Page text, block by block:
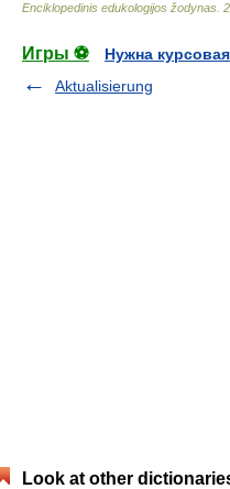
Enciklopedinis edukologijos žodynas
Игры ⚽
Нужна
Aktualisierung
Look at other